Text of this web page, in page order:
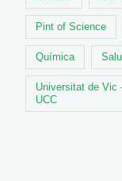
Pint of Science
Química
Universitat de Vic
UCC